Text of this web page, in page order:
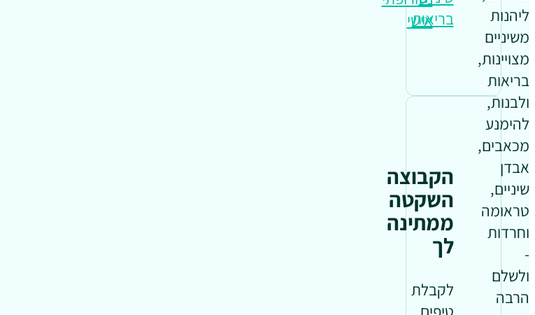
ליהנות
משיניים
מצויינות,
בריאות
ולבנות,
להימנע
מכאבים,
אבדן
שיניים,
טראומה
וחרדות
-
ולשלם
הרבה
בריאות
אישי
הקבוצה
השקטה
ממתינה
לך
לקבלת